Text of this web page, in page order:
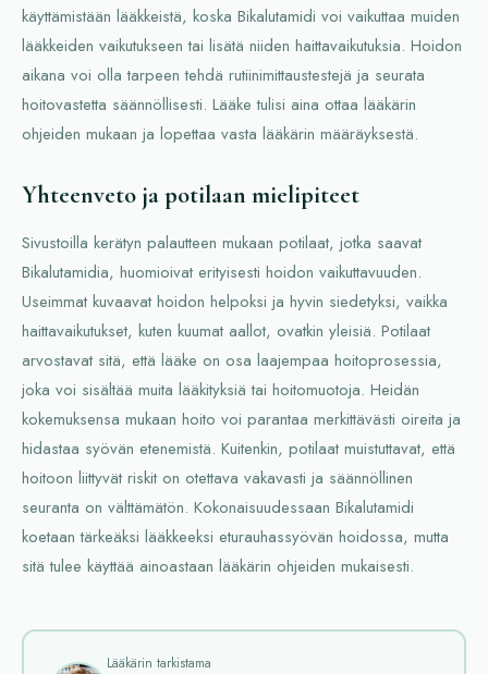
käyttämistään lääkkeistä, koska Bikalutamidi voi vaikuttaa muiden
lääkkeiden vaikutukseen tai lisätä niiden haittavaikutuksia. Hoidon
aikana voi olla tarpeen tehdä rutiinimittaustestejä ja seurata
hoitovastetta säännöllisesti. Lääke tulisi aina ottaa lääkärin
ohjeiden mukaan ja lopettaa vasta lääkärin määräyksestä.
Yhteenveto ja potilaan mielipiteet
Sivustoilla kerätyn palautteen mukaan potilaat, jotka saavat
Bikalutamidia, huomioivat erityisesti hoidon vaikuttavuuden.
Useimmat kuvaavat hoidon helpoksi ja hyvin siedetyksi, vaikka
haittavaikutukset, kuten kuumat aallot, ovatkin yleisiä. Potilaat
arvostavat sitä, että lääke on osa laajempaa hoitoprosessia,
joka voi sisältää muita lääkityksiä tai hoitomuotoja. Heidän
kokemuksensa mukaan hoito voi parantaa merkittävästi oireita ja
hidastaa syövän etenemistä. Kuitenkin, potilaat muistuttavat, että
hoitoon liittyvät riskit on otettava vakavasti ja säännöllinen
seuranta on välttämätön. Kokonaisuudessaan Bikalutamidi
koetaan tärkeäksi lääkkeeksi eturauhassyövän hoidossa, mutta
sitä tulee käyttää ainoastaan lääkärin ohjeiden mukaisesti.
Lääkärin tarkistama